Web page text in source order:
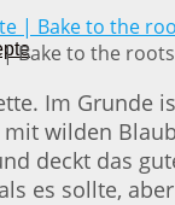
Bake to the roots
Im Grunde
wilden
deckt das
es sollte,